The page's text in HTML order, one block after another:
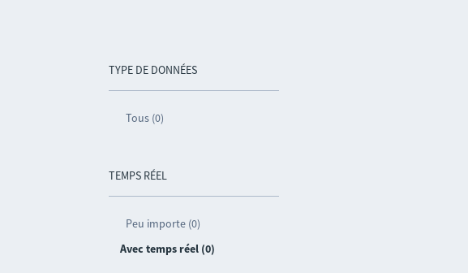
TYPE DE DONNÉES
Tous (0)
TEMPS RÉEL
Peu importe (0)
Avec temps réel (0)